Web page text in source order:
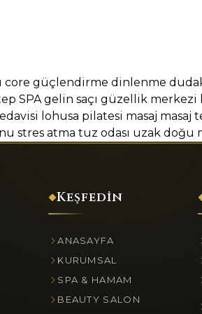
core güçlendirme dinlenme
SPA gelin saçı güzellik merkezi
lohusa pilatesi masaj masaj
stres atma tuz odası uzak doğu
Keşfedin
ANASAYFA
KURUMSAL
SPA & HAMAM
BEAUTY SALON